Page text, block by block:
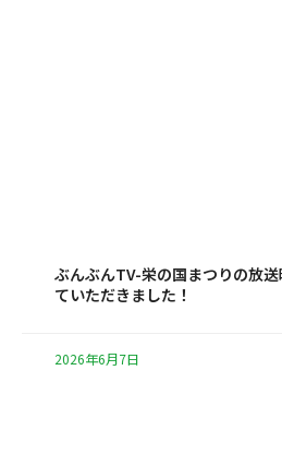
ぶんぶんTV-栄の国まつりの放
ていただきました！
2026年6月7日